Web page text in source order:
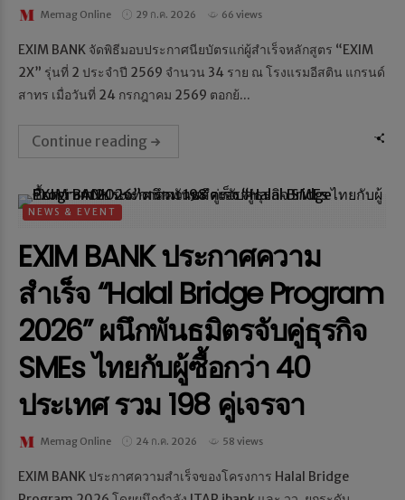
Memag Online 29 ก.ค. 2026 66 views
EXIM BANK จัดพิธีมอบประกาศนียบัตรแก่ผู้สำเร็จหลักสูตร “EXIM
2X” รุ่นที่ 2 ประจำปี 2569 จำนวน 34 ราย ณ โรงแรมอีสติน แกรนด์
สาทร เมื่อวันที่ 24 กรกฎาคม 2569 ตอกย้...
Continue reading
NEWS & EVENT
EXIM BANK ประกาศความ
สำเร็จ “Halal Bridge Program
2026” ผนึกพันธมิตรจับคู่ธุรกิจ
SMEs ไทยกับผู้ซื้อกว่า 40
ประเทศ รวม 198 คู่เจรจา
Memag Online 24 ก.ค. 2026 58 views
EXIM BANK ประกาศความสำเร็จของโครงการ Halal Bridge